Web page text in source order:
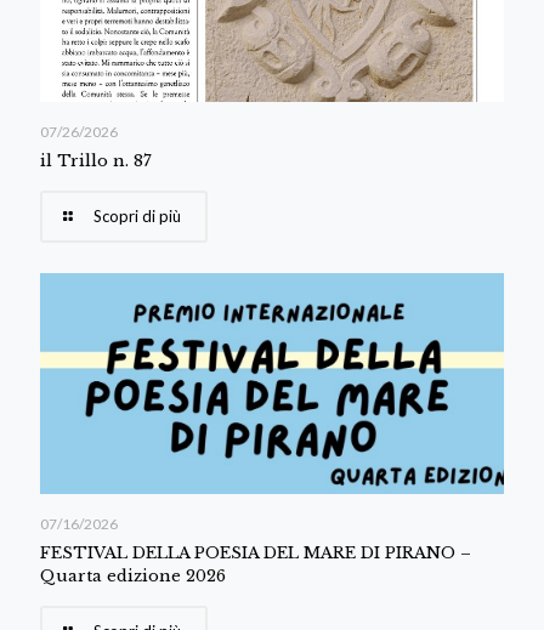
07/26/2026
il Trillo n. 87
Scopri di più
07/16/2026
FESTIVAL DELLA POESIA DEL MARE DI PIRANO –
Quarta edizione 2026